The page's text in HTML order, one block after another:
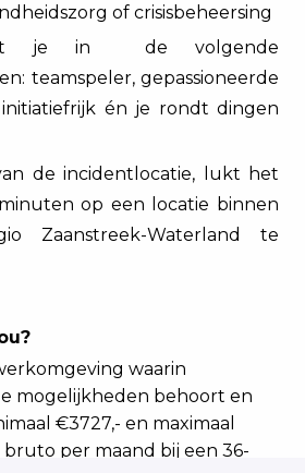
of crisisbeheersing
je in de volgende
teamspeler, gepassioneerde
initiatiefrijk én je rondt dingen
de incidentlocatie, lukt het
op een locatie binnen
Zaanstreek-Waterland te
waarin
mogelijkheden behoort en
€3727,- en maximaal
bruto per maand bij een 36-